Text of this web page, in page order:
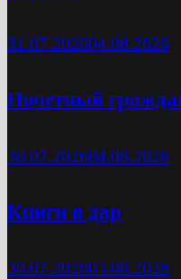
31.07.202604.08.2026
Почетный
30.07.202604.08.2026
Книги в дар
30.07.202603.08.2026